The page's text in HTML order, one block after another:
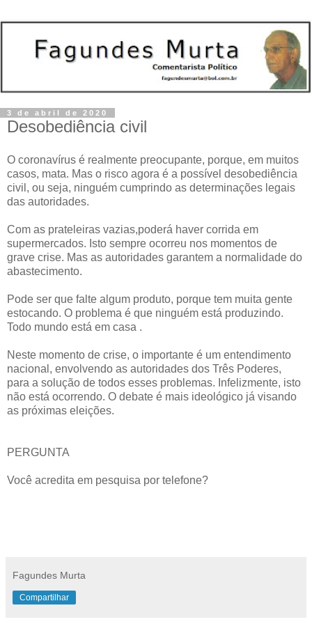
3 de abril de 2020
Desobediência civil
O coronavírus é realmente preocupante, porque, em muitos
casos, mata. Mas o risco agora é a possível desobediência
civil, ou seja, ninguém cumprindo as determinações legais
das autoridades.
Com as prateleiras vazias,poderá haver corrida em
supermercados. Isto sempre ocorreu nos momentos de
grave crise. Mas as autoridades garantem a normalidade do
abastecimento.
Pode ser que falte algum produto, porque tem muita gente
estocando. O problema é que ninguém está produzindo.
Todo mundo está em casa .
Neste momento de crise, o importante é um entendimento
nacional, envolvendo as autoridades dos Três Poderes,
para a solução de todos esses problemas. Infelizmente, isto
não está ocorrendo. O debate é mais ideológico já visando
as próximas eleições.
PERGUNTA
Você acredita em pesquisa por telefone?
Fagundes Murta
Compartilhar